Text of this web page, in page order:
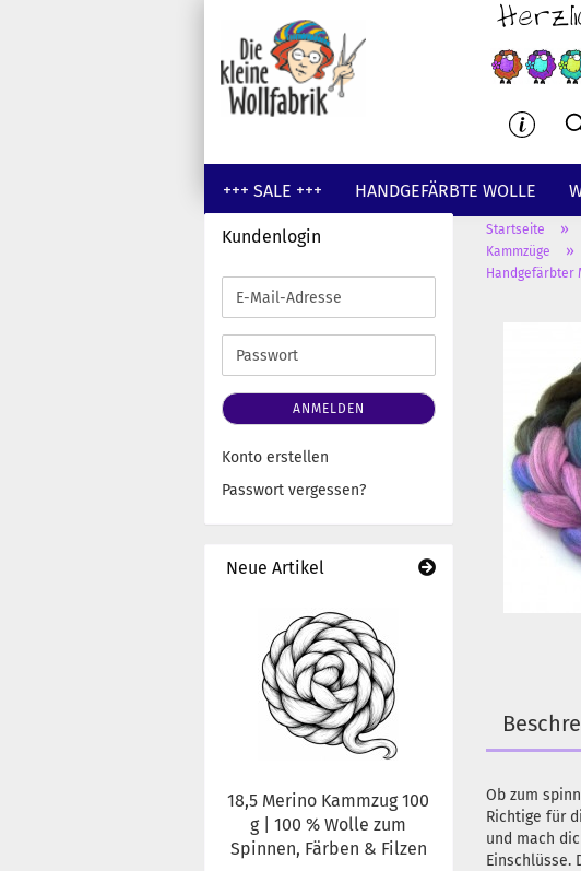
+++ SALE +++ HANDGEFÄRBTE WOLLE
GUTSCHEINE WOLLE UNGEFÄRBT
Startseite »
Kammzüge »
Handgefärbter
Ob zum
Richtige für
und mach
Einschlüsse.
Kundenlogin
E-
Mail-
Adresse
Passwort
ANMELDEN
Konto erstellen
Passwort vergessen?
Neue Artikel
18,5 Merino Kammzug 100
g | 100 % Wolle zum
Spinnen, Färben & Filzen